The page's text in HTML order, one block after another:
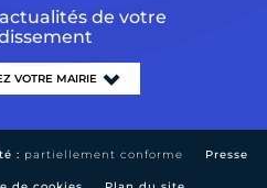
de votre
: partiellement conforme Presse